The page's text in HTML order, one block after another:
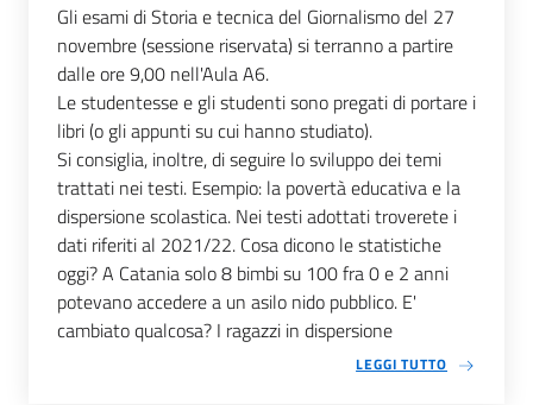
Gli esami di Storia e tecnica del Giornalismo del 27
novembre (sessione riservata) si terranno a partire
dalle ore 9,00 nell'Aula A6.
Le studentesse e gli studenti sono pregati di portare i
libri (o gli appunti su cui hanno studiato).
Si consiglia, inoltre, di seguire lo sviluppo dei temi
trattati nei testi. Esempio: la povertà educativa e la
dispersione scolastica. Nei testi adottati troverete i
dati riferiti al 2021/22. Cosa dicono le statistiche
oggi? A Catania solo 8 bimbi su 100 fra 0 e 2 anni
potevano accedere a un asilo nido pubblico. E'
cambiato qualcosa? I ragazzi in dispersione
LEGGI TUTTO